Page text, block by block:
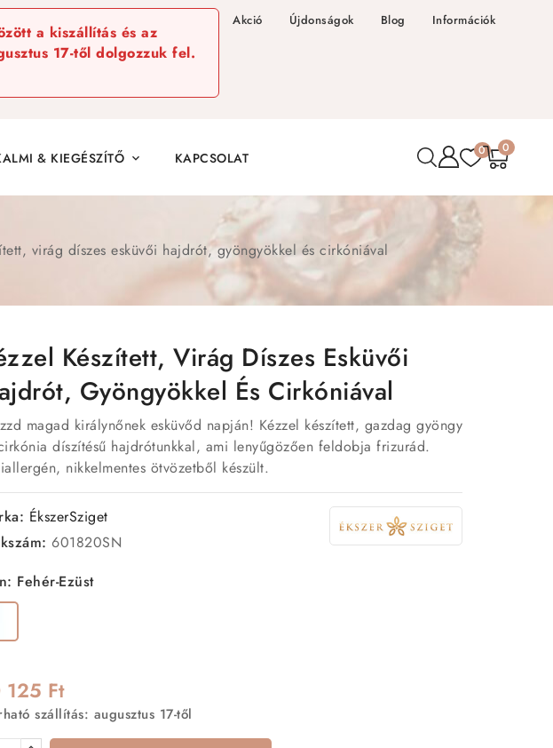
a kiszállítás és az
17-től dolgozzuk fel.
Akció Újdonságok Blog Információk
& KIEGÉSZÍTŐ  KAPCSOLAT 0 0
virág díszes esküvői hajdrót, gyöngyökkel és cirkóniával
Készített, Virág Díszes Esküvői
Gyöngyökkel És Cirkóniával
magad királynőnek esküvőd napján! Kézzel készített, gazdag gyöngy
díszítésű hajdrótunkkal, ami lenyűgözően feldobja frizurád.
nikkelmentes ötvözetből készült.
ÉkszerSziget
601820SN
Fehér-Ezüst
125 Ft
szállítás: augusztus 17-től